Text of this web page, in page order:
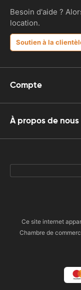
Besoin d'aide ?
location.
Soutien à la
Compte
À propos de nous
Ce site internet
Chambre de